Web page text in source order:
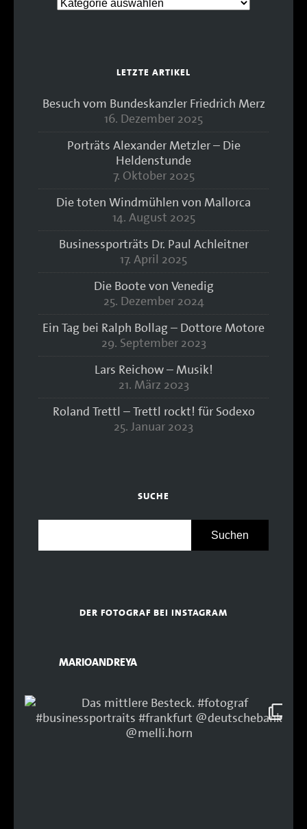
LETZTE ARTIKEL
Besuch vom Bundeskanzler Friedrich Merz
16. Dezember 2025
Porträts Alexander Metzler – Die
Heldenstunde
7. Oktober 2025
Die toten Windmühlen von Mallorca
14. August 2025
Businessporträts Dr. Paul Achleitner
17. April 2025
Die Boote von Venedig
25. Dezember 2024
Ein Tag bei Ralph Bollag – Dottore Motore
29. September 2023
Lars Reichow – Musik!
21. März 2023
Roland Trettl – Trettl rockt! für Sodexo
25. Januar 2023
SUCHE
DER FOTOGRAF BEI INSTAGRAM
MARIOANDREYA